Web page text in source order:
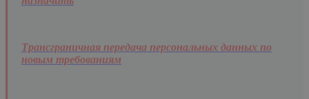
Трансграничная передача персональных данных по
новым требованиям